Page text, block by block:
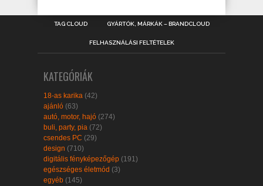
TAG CLOUD GYÁRTÓK, MÁRKÁK – BRANDCLOUD
FELHASZNÁLÁSI FELTÉTELEK
KATEGÓRIÁK
18-as karika (42)
ajánló (63)
autó, motor, hajó (274)
buli, party, pia (72)
csendes PC (29)
design (710)
digitális fényképezőgép (191)
egészséges életmód (3)
egyéb (145)